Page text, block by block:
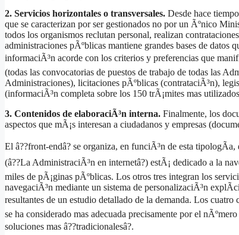
2. Servicios horizontales o transversales. Desde hace
que se caracterizan por ser gestionados no por un Ãºnico
todos los organismos reclutan personal, realizan
administraciones pÃºblicas mantiene grandes bases de
informaciÃ³n acorde con los criterios y preferencias que
(todas las convocatorias de puestos de trabajo de todas las
Administraciones), licitaciones pÃºblicas (contrataciÃ³n),
(informaciÃ³n completa sobre los 150 trÃ¡mites mas
3. Contenidos de elaboraciÃ³n interna. Finalmente, los
aspectos que mÃ¡s interesan a ciudadanos y empresas
El â??front-endâ? se organiza, en funciÃ³n de esta
(â??La AdministraciÃ³n en internetâ?) estÃ¡ dedicado a la
miles de pÃ¡ginas pÃºblicas. Los otros tres integran los
navegaciÃ³n mediante un sistema de personalizaciÃ³n
resultantes de un estudio detallado de la demanda. Los
se ha considerado mas adecuada precisamente por el
soluciones mas â??tradicionalesâ?.